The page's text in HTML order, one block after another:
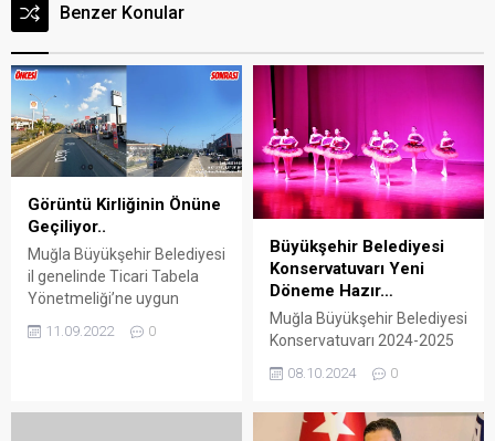
Benzer Konular
Görüntü Kirliğinin Önüne
Geçiliyor..
Muğla Büyükşehir Belediyesi
il genelinde Ticari Tabela
Yönetmeliği’ne uygun
yaratan 3 bin 421 reklam
Büyükşehir Belediyesi il
11.09.2022 0
Büyükşehir Belediyesi
Konservatuvarı Yeni
Döneme Hazır…
Muğla Büyükşehir Belediyesi
Konservatuvarı 2024-2025
Töreni, Gazi Mustafa Kemal
gerçekleştirildi Arena
08.10.2024 0